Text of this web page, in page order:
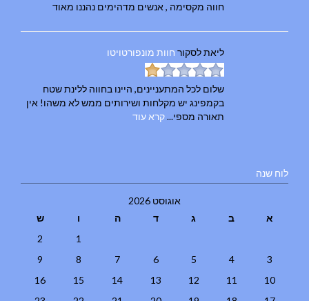
חווה מקסימה , אנשים מדהימים נהננו מאוד
ליאתלסקור חוות מונפורטויטו
שלום לכל המתעניינים, היינו בחווה ללינת שטח
בקמפינג יש מקלחות ושירותים ממש לא משהו! אין
תאורה מספי...קרא עוד
לוח שנה
אוגוסט 2026
א
ב ג ד ה ו
ש
1
2
3
4
5
6
7
8
9
10
11
12
13
14
15
16